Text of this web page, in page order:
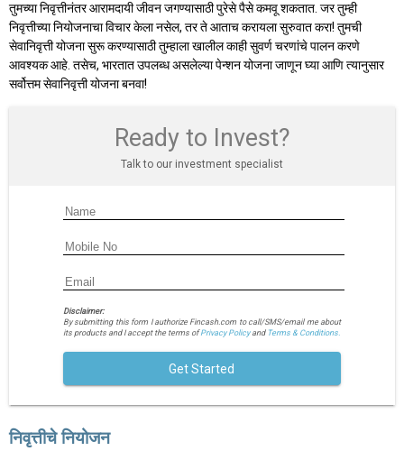
तुमच्या निवृत्तीनंतर आरामदायी जीवन जगण्यासाठी पुरेसे पैसे कमवू शकतात. जर तुम्ही
निवृत्तीच्या नियोजनाचा विचार केला नसेल, तर ते आताच करायला सुरुवात करा! तुमची
सेवानिवृत्ती योजना सुरू करण्यासाठी तुम्हाला खालील काही सुवर्ण चरणांचे पालन करणे
आवश्यक आहे. तसेच, भारतात उपलब्ध असलेल्या पेन्शन योजना जाणून घ्या आणि त्यानुसार
सर्वोत्तम सेवानिवृत्ती योजना बनवा!
Ready to Invest?
Talk to our investment specialist
Disclaimer:
By submitting this form I authorize Fincash.com to call/SMS/email me about
its products and I accept the terms ofPrivacy Policyand Terms & Conditions.
Get Started
निवृत्तीचे नियोजन